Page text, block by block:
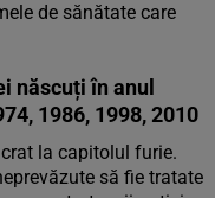
de sănătate care
născuți în anul
1986, 1998, 2010
la capitolul furie.
să fie tratate